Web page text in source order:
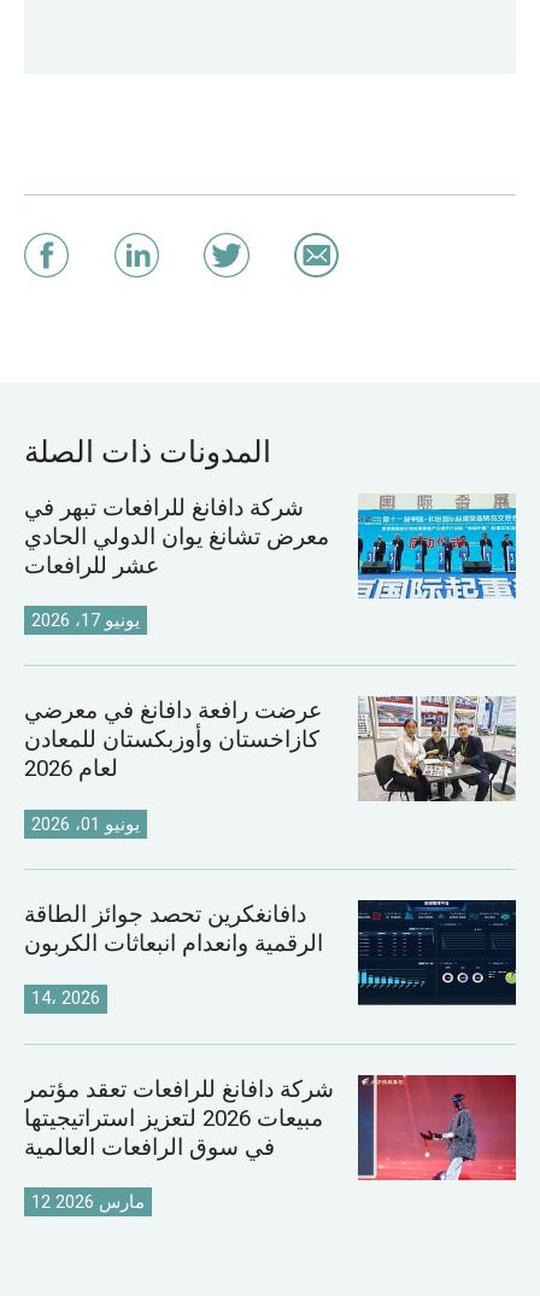
المدونات ذات الصلة
شركة دافانغ للرافعات تبهر في
معرض تشانغ يوان الدولي الحادي
عشر للرافعات
يونيو 17، 2026
عرضت رافعة دافانغ في معرضي
كازاخستان وأوزبكستان للمعادن
لعام 2026
يونيو 01، 2026
دافانغكرين تحصد جوائز الطاقة
الرقمية وانعدام انبعاثات الكربون
14، 2026
شركة دافانغ للرافعات تعقد مؤتمر
مبيعات 2026 لتعزيز استراتيجيتها
في سوق الرافعات العالمية
12 مارس 2026